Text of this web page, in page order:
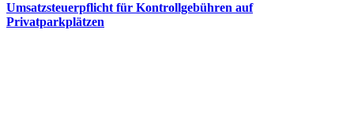
Umsatzsteuerpflicht für Kontrollgebühren auf
Privatparkplätzen